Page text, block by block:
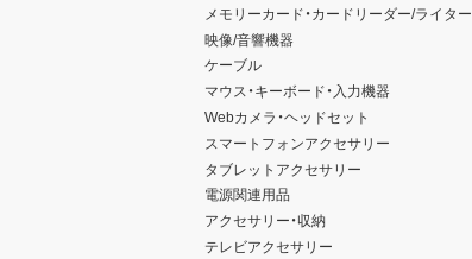
メモリーカード・カードリーダー/ライター
映像/音響機器
ケーブル
マウス・キーボード・入力機器
Webカメラ・ヘッドセット
スマートフォンアクセサリー
タブレットアクセサリー
電源関連用品
アクセサリー・収納
テレビアクセサリー